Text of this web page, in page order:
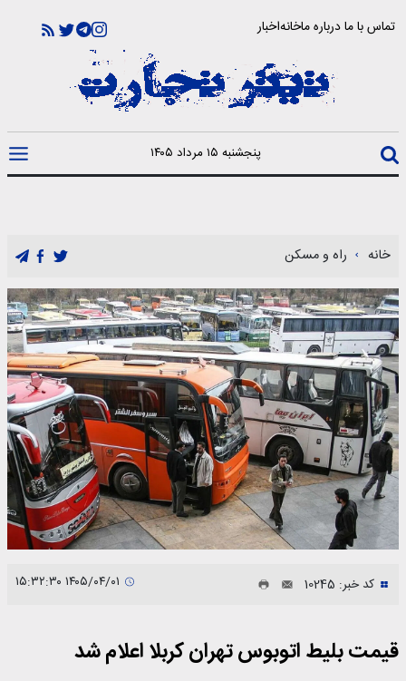
تماس با مادرباره ماخانهاخبار
پنجشنبه ۱۵ مرداد ۱۴۰۵
خانه راه و مسکن
کد خبر: 10245
قیمت بلیط اتوبوس تهران کربلا اعلام شد